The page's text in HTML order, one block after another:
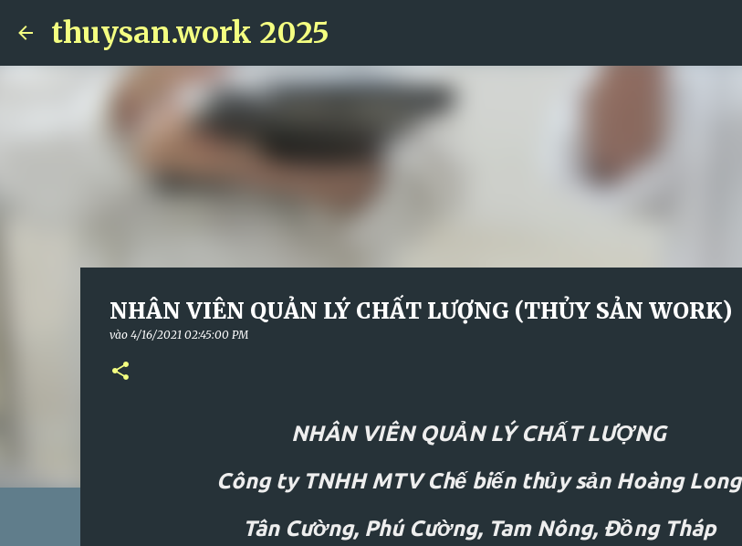
thuysan.work 2025
KÍCH HOẠT KHÓA HỌC NGAY! QUẢN TRỊ NHÂN SỰ ĐỈNH CAO!
NHÂN VIÊN QUẢN LÝ CHẤT LƯỢNG (THỦY SẢN WORK)
vào 4/16/2021 02:45:00 PM
NHÂN VIÊN QUẢN LÝ CHẤT LƯỢNG
Công ty TNHH MTV Chế biến thủy sản Hoàng Long
Tân Cường, Phú Cường, Tam Nông, Đồng Tháp